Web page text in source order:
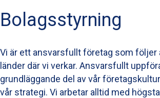
Bolagsstyrning
Vi är ett ansvarsfullt företag som följer
länder där vi verkar. Ansvarsfullt
grundläggande del av vår
vår strategi. Vi arbetar alltid med